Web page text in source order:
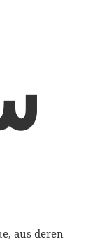
aus deren